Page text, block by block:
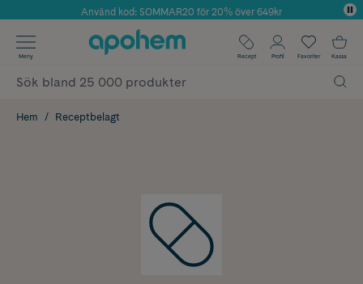
Årets Butik 2025 inom Skönhet
Använd kod: SOMMAR20 för 20% över 649kr
✓ Fri frakt
✓ Poäng på alla köp*
Meny Recept Profil Favoriter Kassa
Hem Receptbelagt